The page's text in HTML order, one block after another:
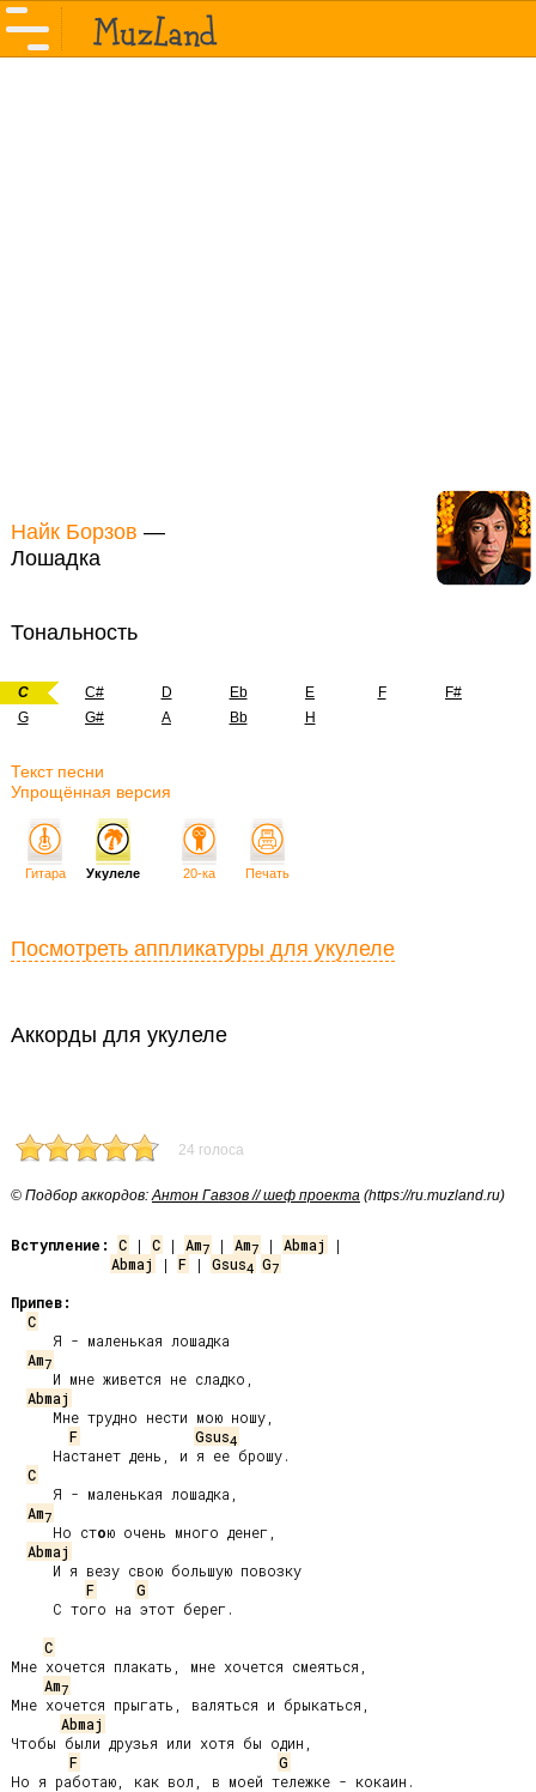
Найк Борзов —
Лошадка
Тональность
C C# D Eb E F
F#
G
G# A Bb H
Текст песни
Упрощённая версия
Аккорды для укулеле
24 голоса
© Подбор аккордов:Антон Гавзов // шеф проекта (https://ru.muzland.ru)
Вступление: C | C | Am7 | Am7 | Abmaj
Abmaj
| F | Gsus4 G7
Припев:
C
Am7
Abmaj
F
Gsus4
C
Am7
     Но ст
ою очень много денег,
Abmaj
F
G
C
Мне хочется плакать, мне хочется смеяться,
Am7
Мне хочется прыгать, валяться и брыкаться,
Abmaj
Чтобы были друзья или хотя бы один,
F
G
Но я работаю, как вол, в моей тележке - кокаин.
Гитара Укулеле 20-ка Печать
Посмотреть аппликатуры для укулеле